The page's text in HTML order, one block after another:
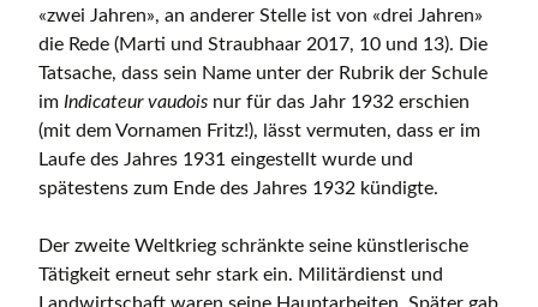
«zwei Jahren», an anderer Stelle ist von «drei Jahren»
die Rede (Marti und Straubhaar 2017, 10 und 13). Die
Tatsache, dass sein Name unter der Rubrik der Schule
im Indicateur vaudois nur für das Jahr 1932 erschien
(mit dem Vornamen Fritz!), lässt vermuten, dass er im
Laufe des Jahres 1931 eingestellt wurde und
spätestens zum Ende des Jahres 1932 kündigte.
Der zweite Weltkrieg schränkte seine künstlerische
Tätigkeit erneut sehr stark ein. Militärdienst und